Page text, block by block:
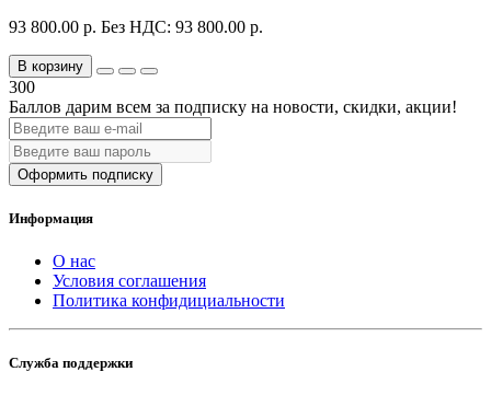
93 800.00 р. Без НДС: 93 800.00 р.
В корзину
300
Баллов дарим всем за подписку на новости, скидки, акции!
Оформить подписку
Информация
О нас
Условия соглашения
Политика конфидициальности
Служба поддержки